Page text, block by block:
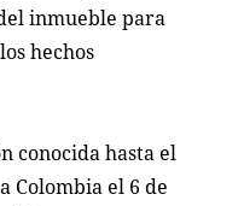
inmueble para
hechos
conocida hasta el
Colombia el 6 de